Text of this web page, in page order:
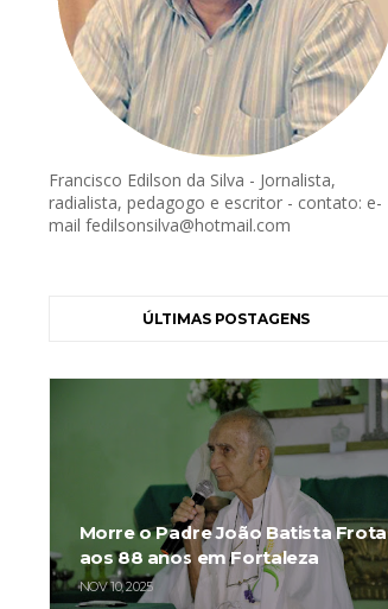
Francisco Edilson da Silva - Jornalista,
radialista, pedagogo e escritor - contato: e-
mail fedilsonsilva@hotmail.com
ÚLTIMAS POSTAGENS
Morre o Padre João Batista Frota
aos 88 anos em Fortaleza
NOV 10, 2025